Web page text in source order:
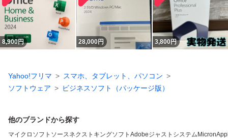
8,900円 28,000円 3,800円
Yahoo!フリマ
スマホ、タブレット、パソコン
ソフトウェア
ビジネスソフト（パッケージ版）
他のブランドから探す
マイクロソフト ソースネクスト キングソフト Adobeジャストシステム Micron